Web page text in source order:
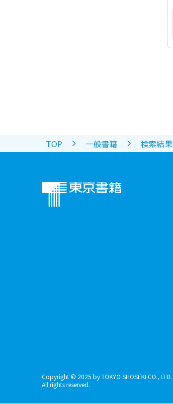
TOP 一般書籍 検索結果
Copyright © 2025 by TOKYO SHOSEKI CO., LTD.
All rights reserved.